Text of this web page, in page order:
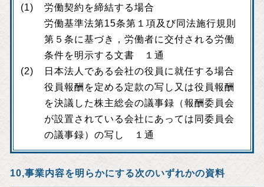
労働契約を締結する場合
労働基準法第15条第１項及び同法施行規則
第５条に基づき，労働者に交付される労働
条件を明示する文書 １通
日本法人である会社の役員に就任する場合
役員報酬を定める定款の写し又は役員報酬
を決議した株主総会の議事録（報酬委員会
が設置されている会社にあっては同委員会
の議事録）の写し １通
10,事業内容を明らかにする次のいずれかの資料